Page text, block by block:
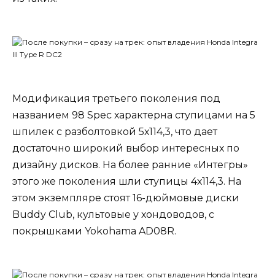
Модификация третьего поколения под
названием 98 Spec характерна ступицами на 5
шпилек с разболтовкой 5х114,3, что дает
достаточно широкий выбор интересных по
дизайну дисков. На более ранние «Интегры»
этого же поколения шли ступицы 4х114,3. На
этом экземпляре стоят 16-дюймовые диски
Buddy Club, культовые у хондоводов, с
покрышками Yokohama AD08R.